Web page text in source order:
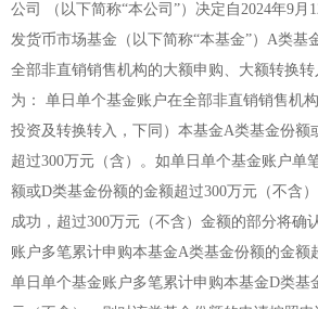
公司 （以下简称“本公司”）决定自2024年9月
发货币市场基金（以下简称“本基金”）A类基
全部非直销销售机构的大额申购、大额转换
为： 单日单个基金账户在全部非直销销售机
投资及转换转入，下同）本基金A类基金份额
超过300万元（含）。如单日单个基金账户单
额或D类基金份额的金额超过300万元（不含
成功，超过300万元（不含）金额的部分将确
账户多笔累计申购本基金A类基金份额的金额
单日单个基金账户多笔累计申购本基金D类基